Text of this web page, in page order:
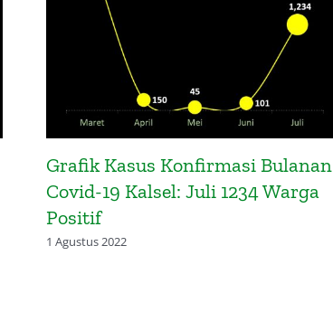
Grafik Kasus Konfirmasi Bulanan
Covid-19 Kalsel: Juli 1234 Warga
Positif
1 Agustus 2022